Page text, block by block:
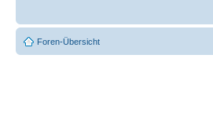
Foren-Übersicht